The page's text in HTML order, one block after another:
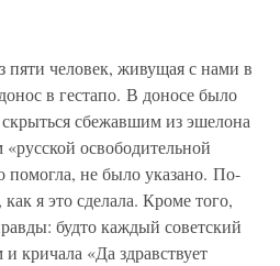
человек, живущая с нами в
в гестапо. В доносе было
сбежавшим из эшелона
освободительной
помогла, не было указано. По-
я это сделала. Кроме того,
будто каждый советский
кричала «Да здравствует